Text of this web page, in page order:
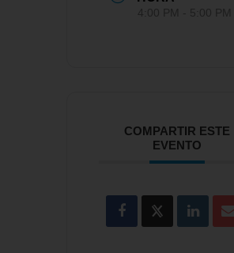
COMPARTIR ESTE
EVENTO